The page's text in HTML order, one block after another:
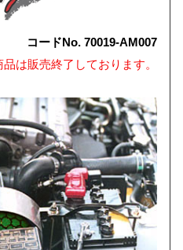
コードNo. 70019-AM007
は販売終了しております。